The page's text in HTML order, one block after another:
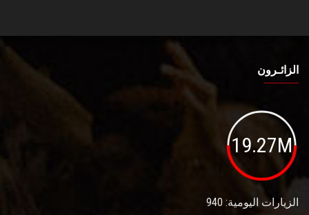
الزائـرون
19.27M
الزيارات اليومية: 940